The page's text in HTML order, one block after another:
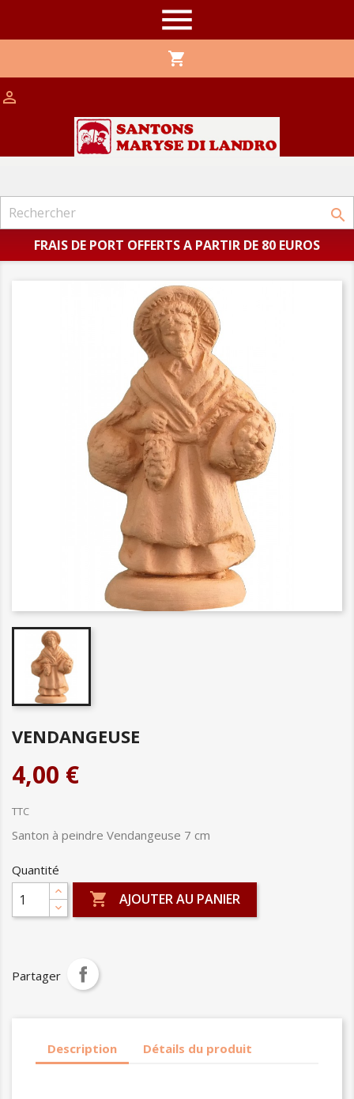

shopping_cart


FRAIS DE PORT OFFERTS A PARTIR DE 80 EUROS
VENDANGEUSE
4,00 €
TTC
Santon à peindre Vendangeuse 7 cm
Quantité
 AJOUTER AU PANIER
Partager
Description Détails du produit